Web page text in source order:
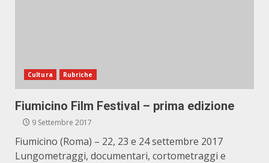
Cultura Rubriche
Fiumicino Film Festival – prima edizione
9 Settembre 2017
Fiumicino (Roma) – 22, 23 e 24 settembre 2017
Lungometraggi, documentari, cortometraggi e